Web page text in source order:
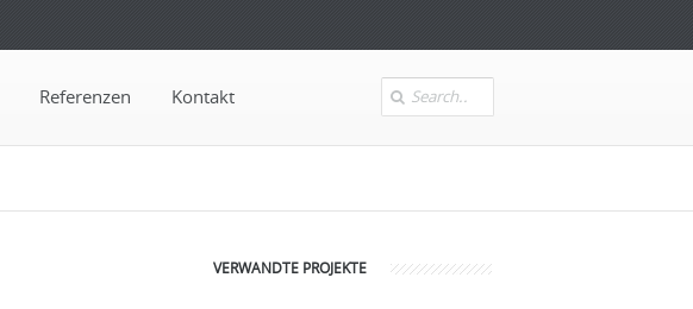
Referenzen Kontakt Search
VERWANDTE PROJEKTE